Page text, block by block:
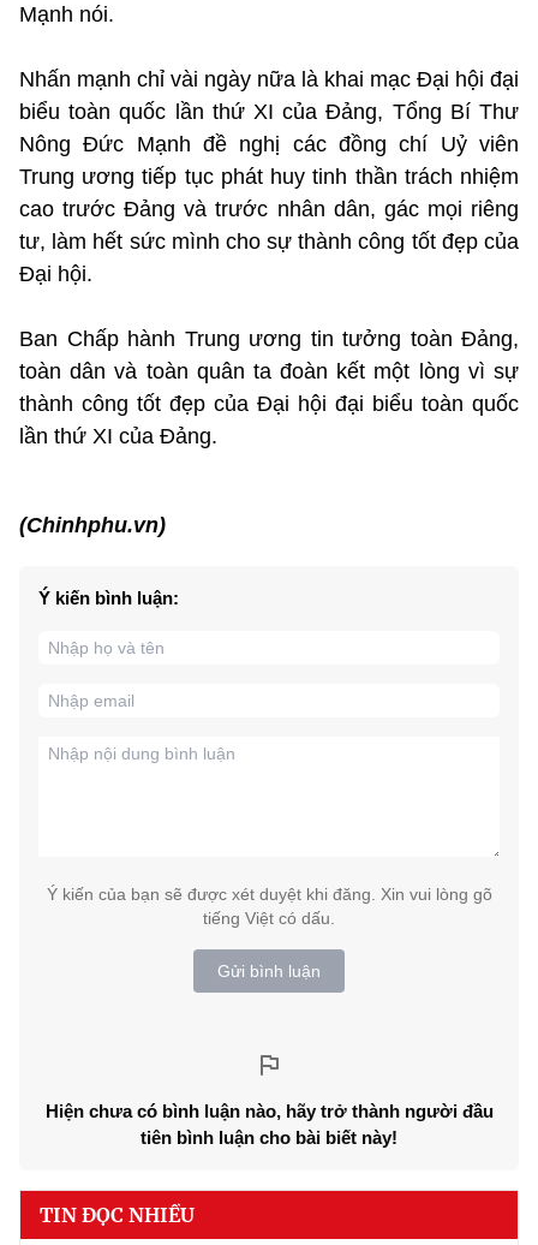
Mạnh nói.
Nhấn mạnh chỉ vài ngày nữa là khai mạc Đại hội đại
biểu toàn quốc lần thứ XI của Đảng, Tổng Bí Thư
Nông Đức Mạnh đề nghị các đồng chí Uỷ viên
Trung ương tiếp tục phát huy tinh thần trách nhiệm
cao trước Đảng và trước nhân dân, gác mọi riêng
tư, làm hết sức mình cho sự thành công tốt đẹp của
Đại hội.
Ban Chấp hành Trung ương tin tưởng toàn Đảng,
toàn dân và toàn quân ta đoàn kết một lòng vì sự
thành công tốt đẹp của Đại hội đại biểu toàn quốc
lần thứ XI của Đảng.
(Chinhphu.vn)
Ý kiến bình luận:
Ý kiến của bạn sẽ được xét duyệt khi đăng. Xin vui lòng gõ
tiếng Việt có dấu.
Gửi bình luận
Hiện chưa có bình luận nào, hãy trở thành người đầu
tiên bình luận cho bài biết này!
TIN ĐỌC NHIỀU